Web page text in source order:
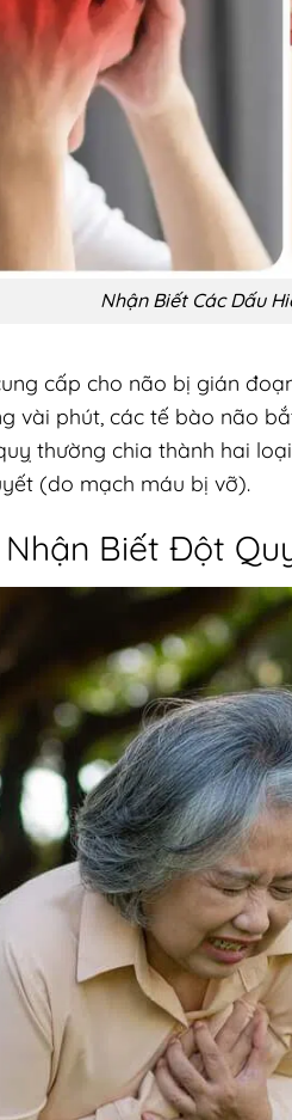
Nhận Biết Các Dấu
cấp cho não bị gián
vài phút, các tế bào não
thường chia thành hai
(do mạch máu bị vỡ).
Nhận Biết Đột